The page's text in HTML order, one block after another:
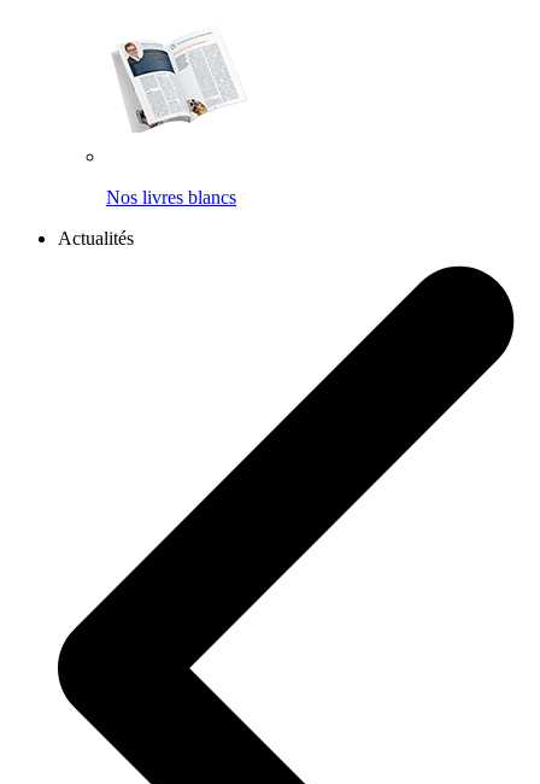
Nos livres blancs
Actualités